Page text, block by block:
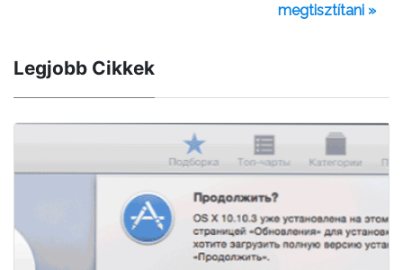
megtisztítani »
Legjobb Cikkek